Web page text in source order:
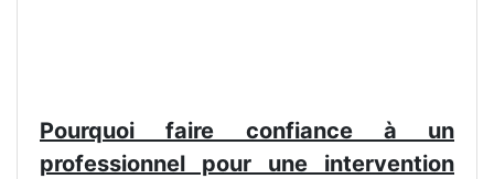
Pourquoi faire confiance à un
professionnel pour une intervention